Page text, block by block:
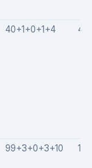
40+1+0+1+4
99+3+0+3+10